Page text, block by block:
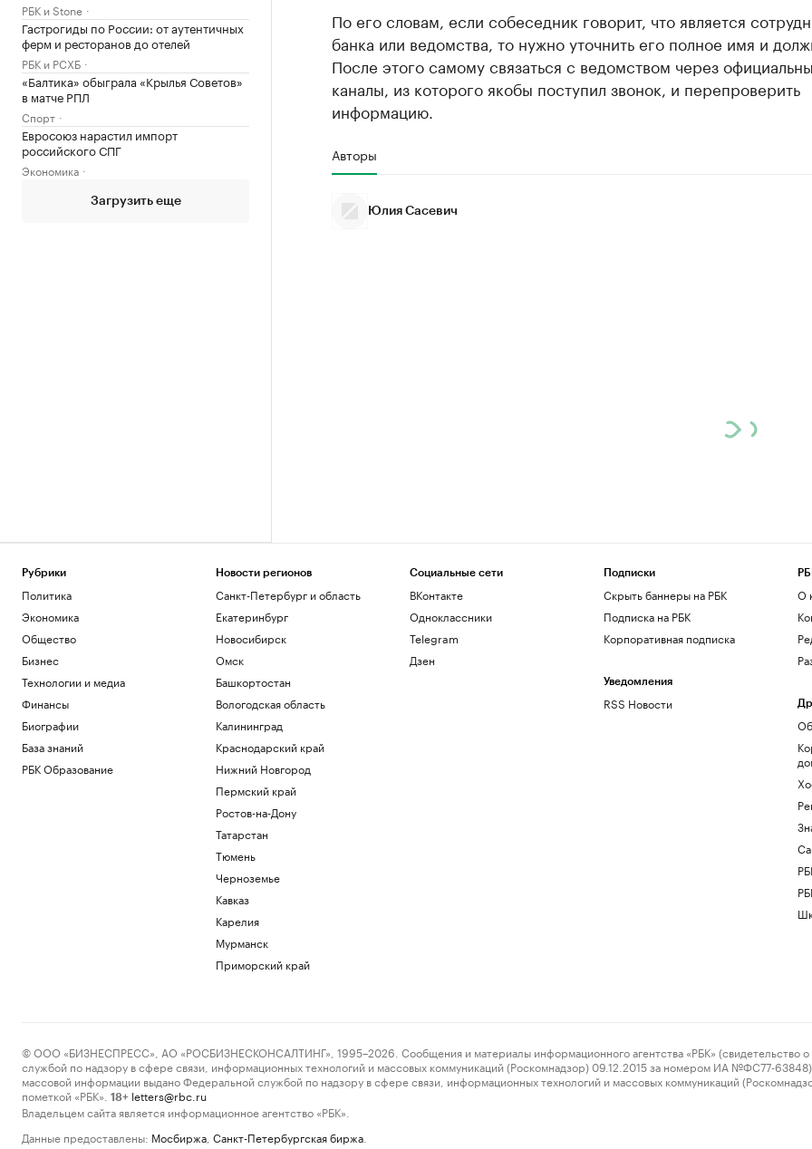
РБК и Stone
Гастрогиды по России: от аутентичных
ферм и ресторанов до отелей
РБК и РСХБ
«Балтика» обыграла «Крылья Советов»
в матче РПЛ
Спорт
Евросоюз нарастил импорт
российского СПГ
Экономика
Загрузить еще
По его словам, если собеседник говорит, что является
банка или ведомства, то нужно уточнить его полное имя и
После этого самому связаться с ведомством через
каналы, из которого якобы поступил звонок, и перепроверить
информацию.
Авторы
Юлия Сасевич
Рубрики
Политика
Экономика
Общество
Бизнес
Технологии и медиа
Финансы
Биографии
База знаний
РБК Образование
Новости регионов
Санкт-Петербург и область
Екатеринбург
Новосибирск
Омск
Башкортостан
Вологодская область
Калининград
Краснодарский край
Нижний Новгород
Пермский край
Ростов-на-Дону
Татарстан
Тюмень
Черноземье
Кавказ
Карелия
Мурманск
Приморский край
Социальные сети
ВКонтакте
Одноклассники
Telegram
Дзен
Подписки
Скрыть баннеры на РБК
Подписка на РБК
Корпоративная подписка
Уведомления
RSS Новости
О
© ООО «БИЗНЕСПРЕСС», АО «РОСБИЗНЕСКОНСАЛТИНГ», 1995–2026. Сообщения и материалы информационного агентства «РБК» (свидетельство о
службой по надзору в сфере связи, информационных технологий и массовых коммуникаций (Роскомнадзор) 09.12.2015 за номером ИА №ФС77-63848)
массовой информации выдано Федеральной службой по надзору в сфере связи, информационных технологий и массовых коммуникаций
пометкой «РБК».
18+ letters@rbc.ru
Владельцем сайта является информационное агентство «РБК».
Данные предоставлены: Мосбиржа Санкт-Петербургская биржа